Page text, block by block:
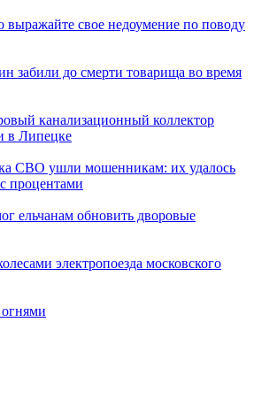
выражайте свое недоумение по поводу
забили до смерти товарища во время
канализационный коллектор
в Липецке
СВО ушли мошенникам: их удалось
процентами
ельчанам обновить дворовые
электропоезда московского